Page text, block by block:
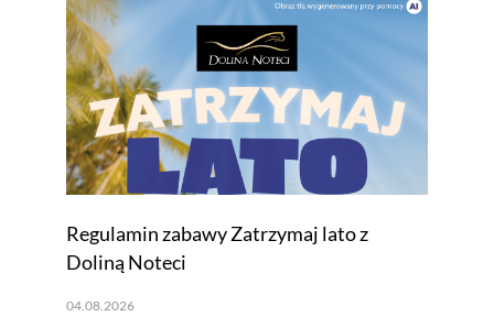
Regulamin zabawy Zatrzymaj lato z
Doliną Noteci
04.08.2026